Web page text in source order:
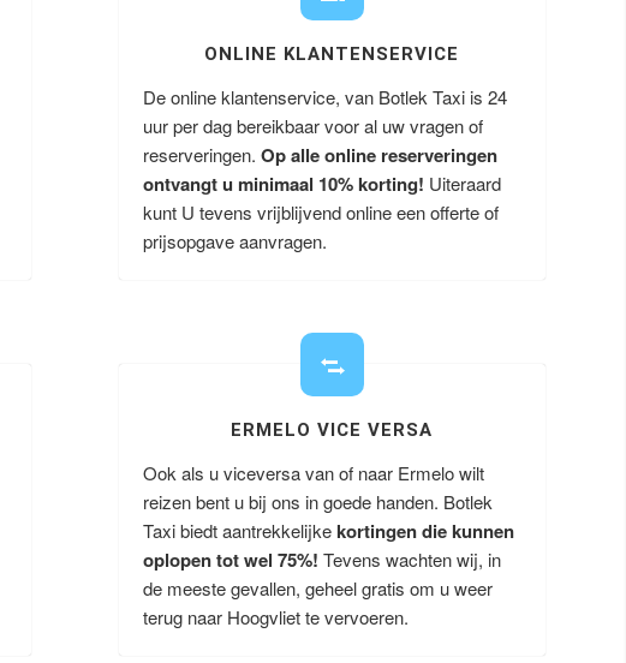
ONLINE KLANTENSERVICE
De online klantenservice, van Botlek Taxi is 24
uur per dag bereikbaar voor al uw vragen of
reserveringen.Op alle online reserveringen
ontvangt u minimaal 10% korting! Uiteraard
kunt U tevens vrijblijvend online een offerte of
prijsopgave aanvragen.
ERMELO VICE VERSA
Ook als u viceversa van of naar Ermelo wilt
reizen bent u bij ons in goede handen. Botlek
Taxi biedt aantrekkelijkekortingen die kunnen
oplopen tot wel 75%!Tevens wachten wij, in
de meeste gevallen, geheel gratis om u weer
terug naar Hoogvliet te vervoeren.